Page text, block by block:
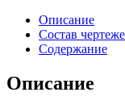
Описание
Состав
Содержание
Описание